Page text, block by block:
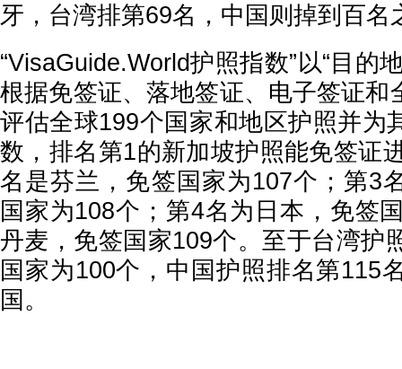
牙，台湾排第69名，中国则掉到百名
“VisaGuide.World护照指数”以“目的
根据免签证、落地签证、电子签证和
评估全球199个国家和地区护照并为
数，排名第1的新加坡护照能免签证
名是芬兰，免签国家为107个；第3
国家为108个；第4名为日本，免签
丹麦，免签国家109个。至于台湾护
国家为100个，中国护照排名第115
国。